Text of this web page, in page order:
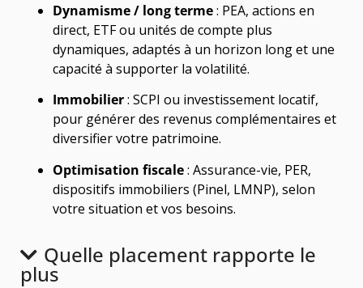
Dynamisme / long terme: PEA, actions en
direct, ETF ou unités de compte plus
dynamiques, adaptés à un horizon long et une
capacité à supporter la volatilité.
Immobilier: SCPI ou investissement locatif,
pour générer des revenus complémentaires et
diversifier votre patrimoine.
Optimisation fiscale: Assurance-vie, PER,
dispositifs immobiliers (Pinel, LMNP), selon
votre situation et vos besoins.
Quelle placement rapporte le
plus